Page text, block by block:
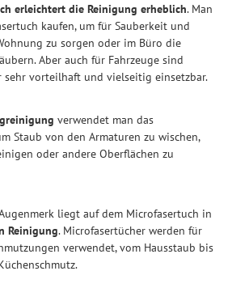
erleichtert die Reinigung erheblich. Man
kaufen, um für Sauberkeit und
zu sorgen oder im Büro die
Aber auch für Fahrzeuge sind
sehr vorteilhaft und vielseitig einsetzbar.
verwendet man das
Staub von den Armaturen zu wischen,
oder andere Oberflächen zu
liegt auf dem Microfasertuch in
Reinigung. Microfasertücher werden für
verwendet, vom Hausstaub bis